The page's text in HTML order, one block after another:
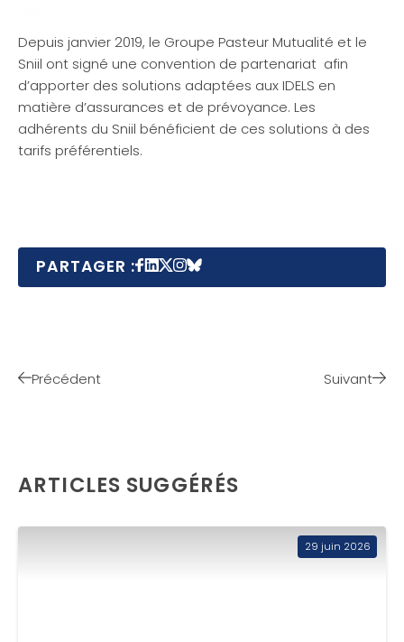
Depuis janvier 2019, le Groupe Pasteur Mutualité et le
Sniil ont signé une convention de partenariat afin
d’apporter des solutions adaptées aux IDELS en
matière d’assurances et de prévoyance. Les
adhérents du Sniil bénéficient de ces solutions à des
tarifs préférentiels.
PARTAGER :
Précédent Suivant
ARTICLES SUGGÉRÉS
29 juin 2026